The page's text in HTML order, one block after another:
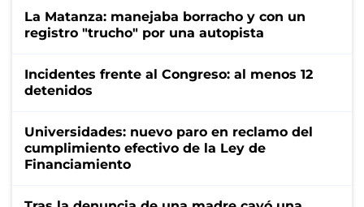
La Matanza: manejaba borracho y con un
registro "trucho" por una autopista
Incidentes frente al Congreso: al menos 12
detenidos
Universidades: nuevo paro en reclamo del
cumplimiento efectivo de la Ley de
Financiamiento